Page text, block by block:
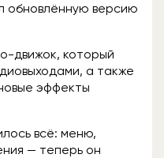
обновлённую версию
движок, который
а также
эффекты
всё: меню,
— теперь он